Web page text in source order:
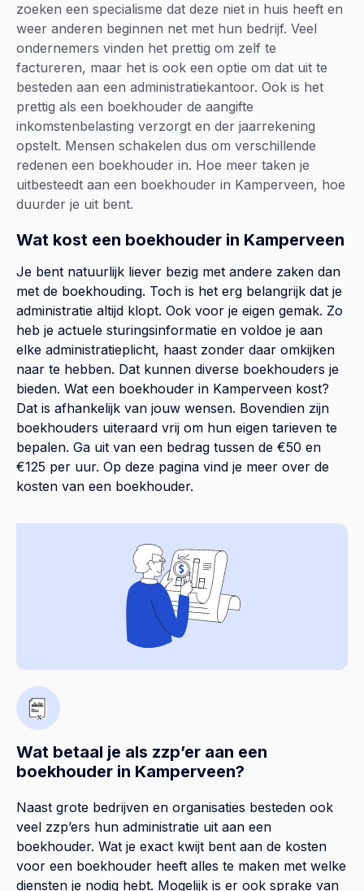
zoeken een specialisme dat deze niet in huis heeft en
weer anderen beginnen net met hun bedrijf. Veel
ondernemers vinden het prettig om zelf te
factureren, maar het is ook een optie om dat uit te
besteden aan een administratiekantoor. Ook is het
prettig als een boekhouder de aangifte
inkomstenbelasting verzorgt en der jaarrekening
opstelt. Mensen schakelen dus om verschillende
redenen een boekhouder in. Hoe meer taken je
uitbesteedt aan een boekhouder in Kamperveen, hoe
duurder je uit bent.
Wat kost een boekhouder in Kamperveen
Je bent natuurlijk liever bezig met andere zaken dan
met de boekhouding. Toch is het erg belangrijk dat je
administratie altijd klopt. Ook voor je eigen gemak. Zo
heb je actuele sturingsinformatie en voldoe je aan
elke administratieplicht, haast zonder daar omkijken
naar te hebben. Dat kunnen diverse boekhouders je
bieden. Wat een boekhouder in Kamperveen kost?
Dat is afhankelijk van jouw wensen. Bovendien zijn
boekhouders uiteraard vrij om hun eigen tarieven te
bepalen. Ga uit van een bedrag tussen de €50 en
€125 per uur. Op deze pagina vind je meer over de
kosten van een boekhouder.
Wat betaal je als zzp’er aan een
boekhouder in Kamperveen?
Naast grote bedrijven en organisaties besteden ook
veel zzp’ers hun administratie uit aan een
boekhouder. Wat je exact kwijt bent aan de kosten
voor een boekhouder heeft alles te maken met welke
diensten je nodig hebt. Mogelijk is er ook sprake van